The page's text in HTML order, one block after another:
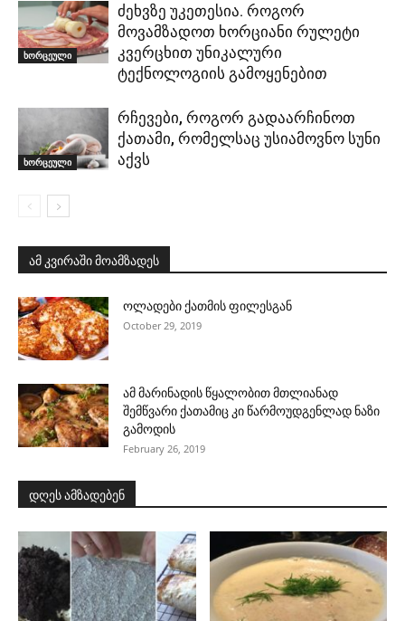
ხორცეული
ძეხვზე უკეთესია. როგორ
მოვამზადოთ ხორციანი რულეტი
კვერცხით უნიკალური
ტექნოლოგიის გამოყენებით
ხორცეული
რჩევები, როგორ გადაარჩინოთ
ქათამი, რომელსაც უსიამოვნო სუნი
აქვს
ამ კვირაში მოამზადეს
ოლადები ქათმის ფილესგან
October 29, 2019
ამ მარინადის წყალობით მთლიანად
შემწვარი ქათამიც კი წარმოუდგენლად ნაზი
გამოდის
February 26, 2019
დღეს ამზადებენ